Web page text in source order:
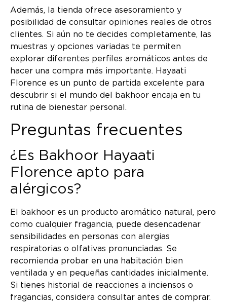
Además, la tienda ofrece asesoramiento y
posibilidad de consultar opiniones reales de otros
clientes. Si aún no te decides completamente, las
muestras y opciones variadas te permiten
explorar diferentes perfiles aromáticos antes de
hacer una compra más importante. Hayaati
Florence es un punto de partida excelente para
descubrir si el mundo del bakhoor encaja en tu
rutina de bienestar personal.
Preguntas frecuentes
¿Es Bakhoor Hayaati
Florence apto para
alérgicos?
El bakhoor es un producto aromático natural, pero
como cualquier fragancia, puede desencadenar
sensibilidades en personas con alergias
respiratorias o olfativas pronunciadas. Se
recomienda probar en una habitación bien
ventilada y en pequeñas cantidades inicialmente.
Si tienes historial de reacciones a inciensos o
fragancias, considera consultar antes de comprar.